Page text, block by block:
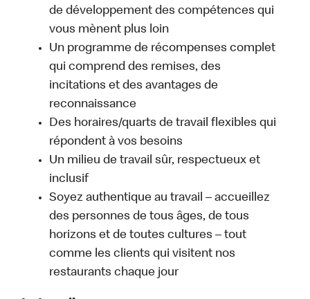
de développement des compétences qui
vous mènent plus loin
Un programme de récompenses complet
qui comprend des remises, des
incitations et des avantages de
reconnaissance
Des horaires/quarts de travail flexibles qui
répondent à vos besoins
Un milieu de travail sûr, respectueux et
inclusif
Soyez authentique au travail – accueillez
des personnes de tous âges, de tous
horizons et de toutes cultures – tout
comme les clients qui visitent nos
restaurants chaque jour